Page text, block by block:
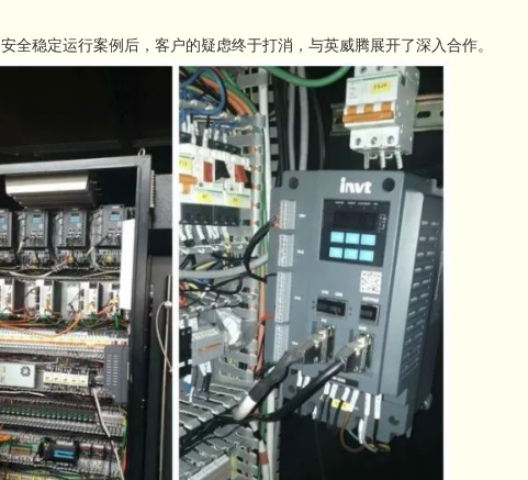
稳定运行案例后，客户的疑虑终于打消，与英威腾展开了深入合作。